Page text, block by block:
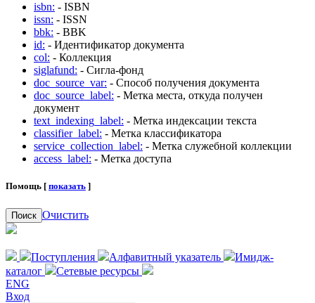
isbn: - ISBN
issn: - ISSN
bbk: - BBK
id: - Идентификатор документа
col: - Коллекция
siglafund: - Сигла-фонд
doc_source_var: - Способ получения документа
doc_source_label: - Метка места, откуда получен
документ
text_indexing_label: - Метка индексации текста
classifier_label: - Метка классификатора
service_collection_label: - Метка служебной коллекции
access_label: - Метка доступа
Помощь [ показать ]
Поиск Очистить
Поступления Алфавитный указатель
Имидж-
каталог
Сетевые ресурсы
ENG
Вход